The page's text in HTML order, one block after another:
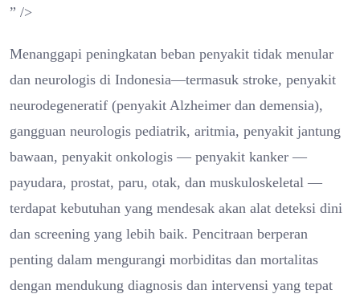
” />
Menanggapi peningkatan beban penyakit tidak menular
dan neurologis di Indonesia—termasuk stroke, penyakit
neurodegeneratif (penyakit Alzheimer dan demensia),
gangguan neurologis pediatrik, aritmia, penyakit jantung
bawaan, penyakit onkologis — penyakit kanker —
payudara, prostat, paru, otak, dan muskuloskeletal —
terdapat kebutuhan yang mendesak akan alat deteksi dini
dan screening yang lebih baik. Pencitraan berperan
penting dalam mengurangi morbiditas dan mortalitas
dengan mendukung diagnosis dan intervensi yang tepat